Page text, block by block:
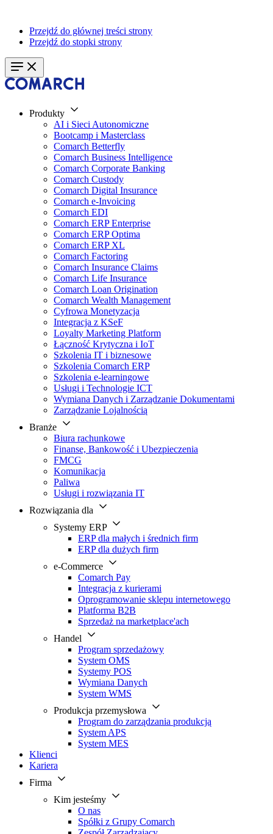
Przejdź do głównej treści strony
Przejdź do stopki strony
Produkty
AI i Sieci Autonomiczne
Bootcamp i Masterclass
Comarch Betterfly
Comarch Business Intelligence
Comarch Corporate Banking
Comarch Custody
Comarch Digital Insurance
Comarch e-Invoicing
Comarch EDI
Comarch ERP Enterprise
Comarch ERP Optima
Comarch ERP XL
Comarch Factoring
Comarch Insurance Claims
Comarch Life Insurance
Comarch Loan Origination
Comarch Wealth Management
Cyfrowa Monetyzacja
Integracja z KSeF
Loyalty Marketing Platform
Łączność Krytyczna i IoT
Szkolenia IT i biznesowe
Szkolenia Comarch ERP
Szkolenia e-learningowe
Usługi i Technologie ICT
Wymiana Danych i Zarządzanie Dokumentami
Zarządzanie Lojalnością
Branże
Biura rachunkowe
Finanse, Bankowość i Ubezpieczenia
FMCG
Komunikacja
Paliwa
Usługi i rozwiązania IT
Rozwiązania dla
Systemy ERP
ERP dla małych i średnich firm
ERP dla dużych firm
e-Commerce
Comarch Pay
Integracja z kurierami
Oprogramowanie sklepu internetowego
Platforma B2B
Sprzedaż na marketplace'ach
Handel
Program sprzedażowy
System OMS
Systemy POS
Wymiana Danych
System WMS
Produkcja przemysłowa
Program do zarządzania produkcją
System APS
System MES
Klienci
Kariera
Firma
Kim jesteśmy
O nas
Spółki z Grupy Comarch